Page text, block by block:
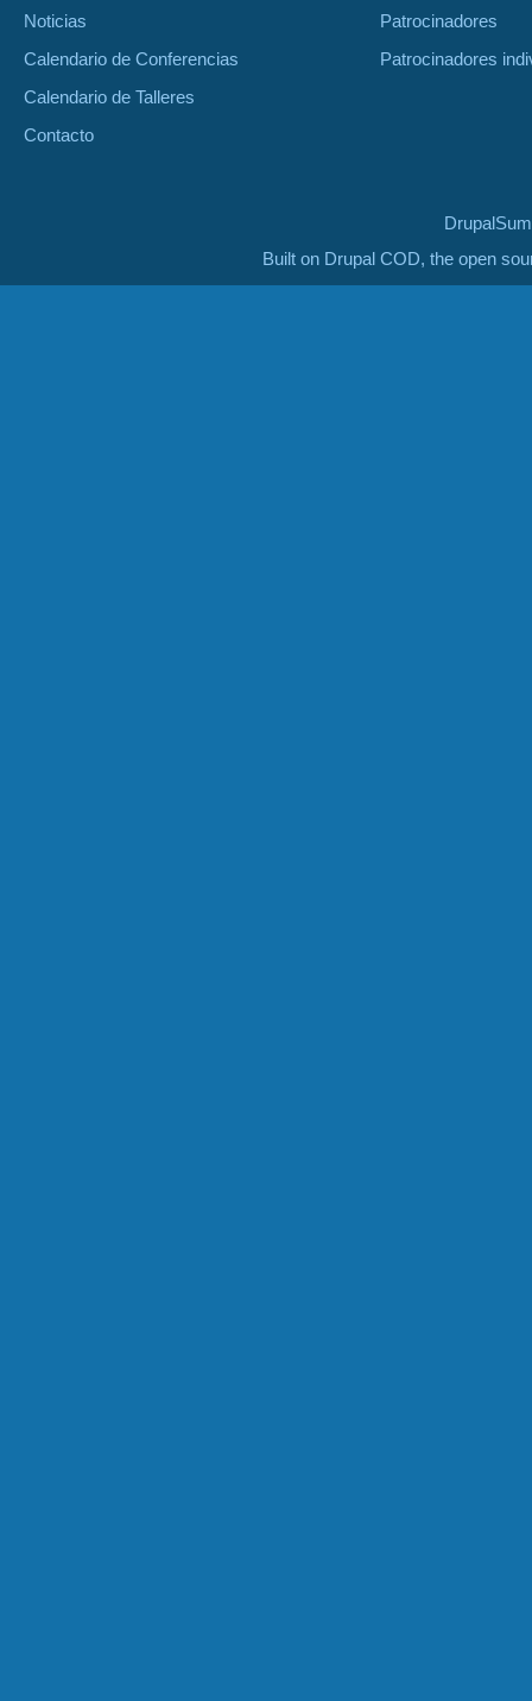
Noticias
Calendario de Conferencias
Calendario de Talleres
Contacto
Patrocinadores
Patrocinadores
Built on Drupal COD, the open